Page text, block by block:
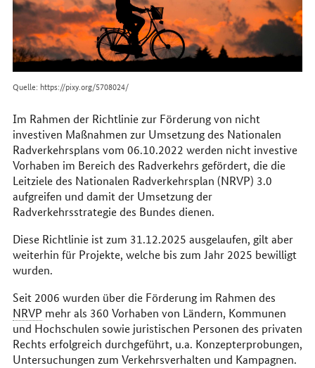
Quelle: https://pixy.org/5708024/
Im Rahmen der Richtlinie zur Förderung von nicht
investiven Maßnahmen zur Umsetzung des Nationalen
Radverkehrsplans vom 06.10.2022 werden nicht investive
Vorhaben im Bereich des Radverkehrs gefördert, die die
Leitziele des Nationalen Radverkehrsplan (NRVP) 3.0
aufgreifen und damit der Umsetzung der
Radverkehrsstrategie des Bundes dienen.
Diese Richtlinie ist zum 31.12.2025 ausgelaufen, gilt aber
weiterhin für Projekte, welche bis zum Jahr 2025 bewilligt
wurden.
Seit 2006 wurden über die Förderung im Rahmen des
NRVP mehr als 360 Vorhaben von Ländern, Kommunen
und Hochschulen sowie juristischen Personen des privaten
Rechts erfolgreich durchgeführt, u.a. Konzepterprobungen,
Untersuchungen zum Verkehrsverhalten und Kampagnen.